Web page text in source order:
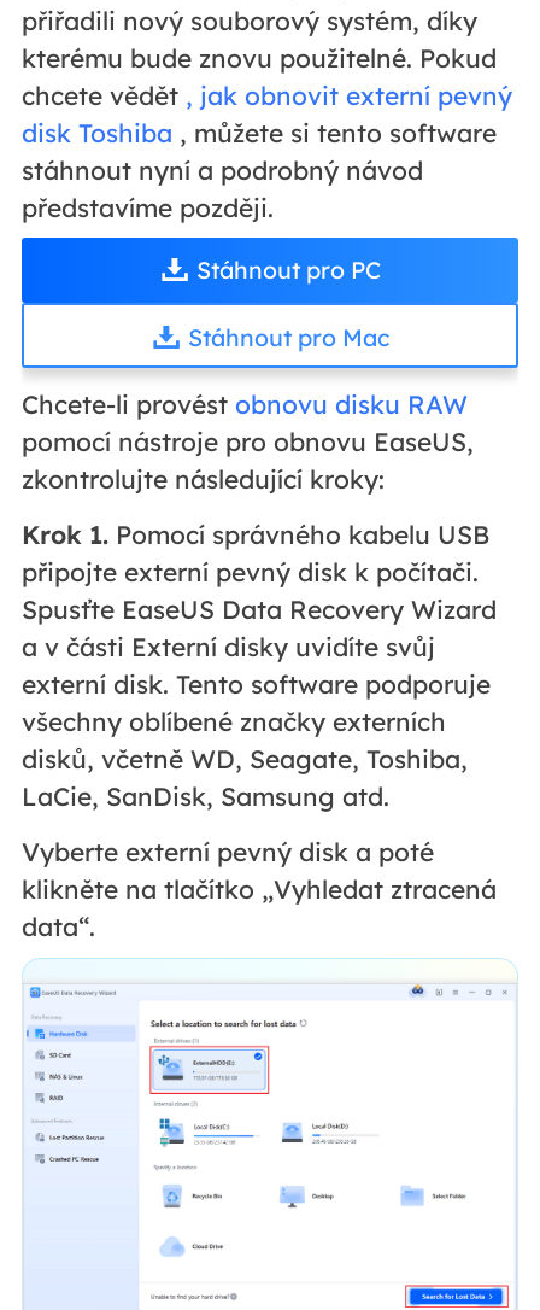
přiřadili nový souborový systém, díky
kterému bude znovu použitelné. Pokud
chcete vědět , jak obnovit externí pevný
disk Toshiba , můžete si tento software
stáhnout nyní a podrobný návod
představíme později.
Stáhnout pro PC
Stáhnout pro Mac
Chcete-li provést obnovu disku RAW
pomocí nástroje pro obnovu EaseUS,
zkontrolujte následující kroky:
Krok 1.Pomocí správného kabelu USB
připojte externí pevný disk k počítači.
Spusťte EaseUS Data Recovery Wizard
a v části Externí disky uvidíte svůj
externí disk. Tento software podporuje
všechny oblíbené značky externích
disků, včetně WD, Seagate, Toshiba,
LaCie, SanDisk, Samsung atd.
Vyberte externí pevný disk a poté
klikněte na tlačítko „Vyhledat ztracená
data“.